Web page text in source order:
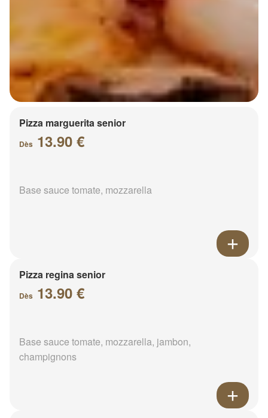
Pizza marguerita senior
Dès 13.90 €
Base sauce tomate, mozzarella
Pizza regina senior
Dès 13.90 €
Base sauce tomate, mozzarella, jambon,
champignons